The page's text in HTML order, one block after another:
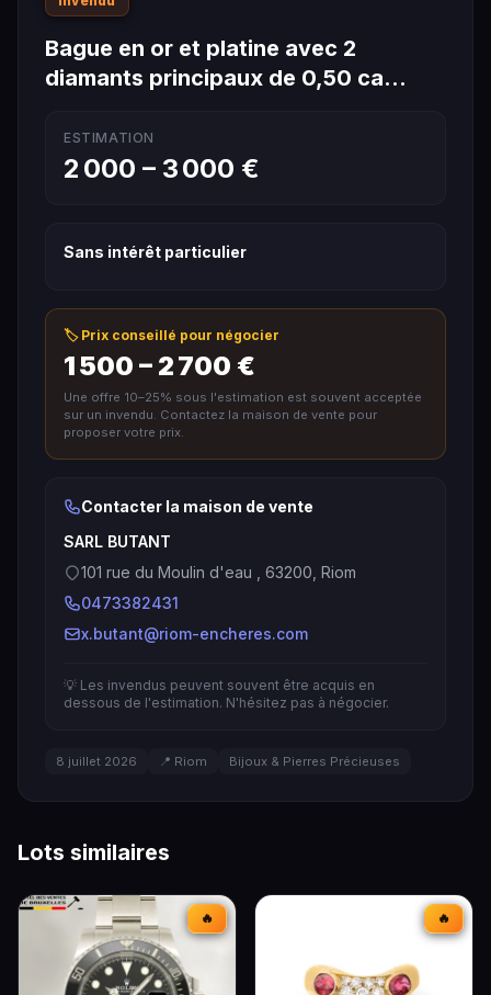
Bague en or et platine avec 2
diamants principaux de 0,50 ca…
ESTIMATION
2 000 – 3 000 €
Sans intérêt particulier
🏷️ Prix conseillé pour négocier
1 500 – 2 700 €
Une offre 10–25% sous l'estimation est souvent acceptée
sur un invendu. Contactez la maison de vente pour
proposer votre prix.
Contacter la maison de vente
SARL BUTANT
101 rue du Moulin d'eau , 63200, Riom
0473382431
x.butant@riom-encheres.com
💡 Les invendus peuvent souvent être acquis en
dessous de l'estimation. N'hésitez pas à négocier.
8 juillet 2026 📍 Riom Bijoux & Pierres Précieuses
Lots similaires
🔥 🔥